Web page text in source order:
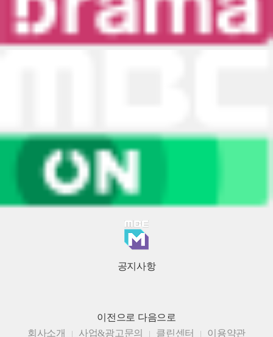
공지사항
이전으로 다음으로
회사소개
사업&광고문의 클린센터 이용약관